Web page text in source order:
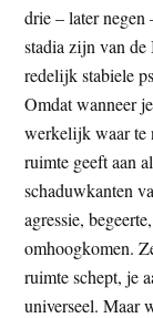
drie – later
stadia zijn van
redelijk stabiele
Omdat wanneer
werkelijk waar te
ruimte geeft aan
schaduwkanten
agressie,
omhoogkomen.
ruimte schept, je
universeel. Maar